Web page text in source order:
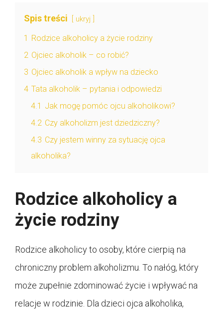
Spis treści ukryj
1 Rodzice alkoholicy a życie rodziny
2 Ojciec alkoholik – co robić?
3 Ojciec alkoholik a wpływ na dziecko
4 Tata alkoholik – pytania i odpowiedzi
4.1 Jak mogę pomóc ojcu alkoholikowi?
4.2 Czy alkoholizm jest dziedziczny?
4.3 Czy jestem winny za sytuację ojca
alkoholika?
Rodzice alkoholicy a
życie rodziny
Rodzice alkoholicy to osoby, które cierpią na
chroniczny problem alkoholizmu. To nałóg, który
może zupełnie zdominować życie i wpływać na
relacje w rodzinie. Dla dzieci ojca alkoholika,